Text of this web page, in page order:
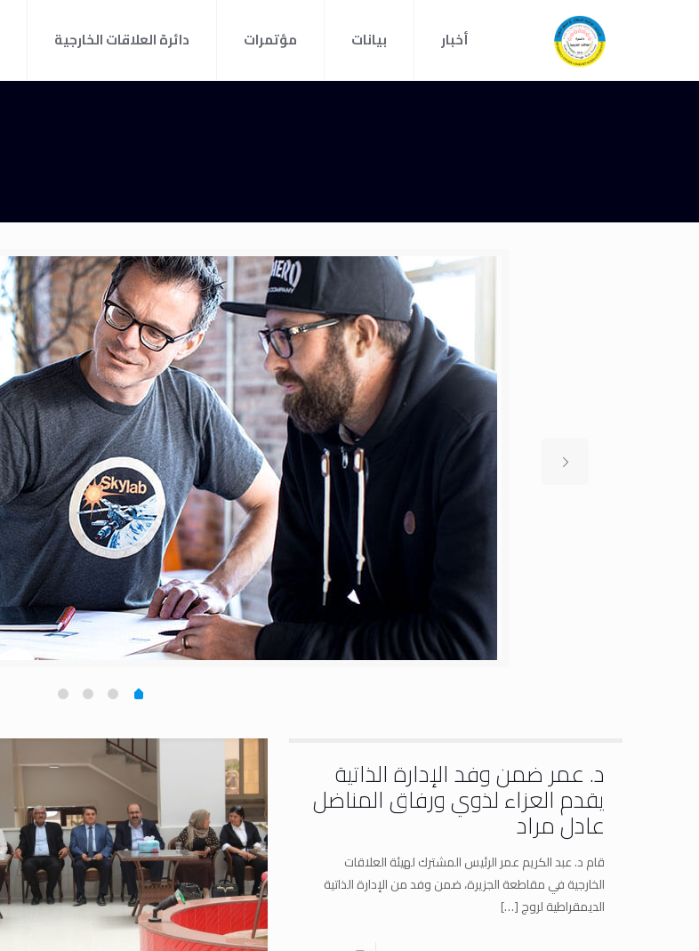
أخبار بيانات مؤتمرات دائرة العلاقات الخارجية
د. عمر ضمن وفد الإدارة الذاتية
يقدم العزاء لذوي ورفاق المناضل
عادل مراد
قام د. عبد الكريم عمر الرئيس المشترك لهيئة العلاقات
الخارجية في مقاطعة الجزيرة، ضمن وفد من الإدارة الذاتية
الديمقراطية لروج[…]